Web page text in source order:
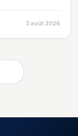
3 août 2026